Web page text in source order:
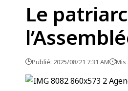
Le
Publié: 2025/08/21 7:31 AM Mis